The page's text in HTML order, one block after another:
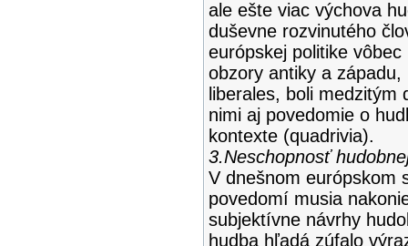
ale ešte viac výchova
duševne rozvinutého
európskej politike
obzory antiky a
liberales, boli medzitým
nimi aj povedomie o
kontexte (quadrivia).
3.Neschopnosť
V dnešnom európskom
povedomí musia
subjektívne návrhy
hudba hľadá zúfalo